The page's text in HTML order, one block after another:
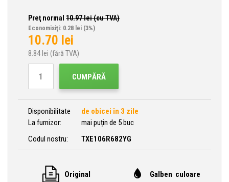
Preţ normal 10.97lei (cu TVA)
Economisiţi: 0.28 lei (3%)
10.70 lei
8.84 lei (fără TVA)
CUMPĂRĂ
Disponibilitate
de obicei în 3 zile
La furnizor:
mai puțin de 5 buc
Codul nostru:
TXE106R682YG
Original Galben culoare